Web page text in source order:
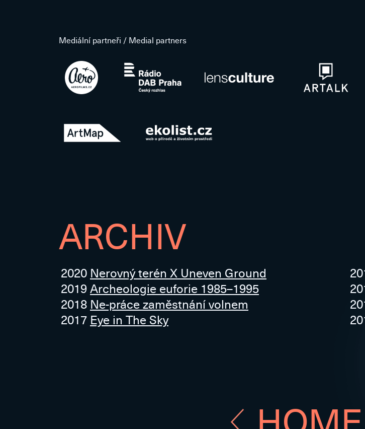
Mediální partneři / Medial partners
ARCHIV
2020 Nerovný terén X Uneven Ground
2019Archeologie euforie 1985–1995
2018 Ne-práce zaměstnání volnem
2017 Eye in The Sky